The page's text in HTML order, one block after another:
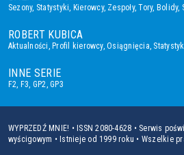
Sezony, Statystyki, Kierowcy, Zespoły,Tory, Bolidy,
ROBERT KUBICA
Aktualności,Profil kierowcy,Osiągnięcia,
INNE SERIE
F2, F3, GP2,GP3
WYPRZEDŹ MNIE! • ISSN 2080-4628 • Serwis
wyścigowym • Istnieje od 1999 roku • Wszelkie